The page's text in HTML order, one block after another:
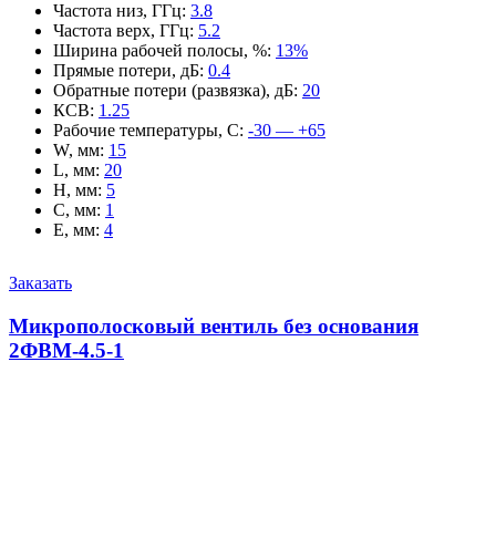
Частота низ, ГГц: 3.8
Частота верх, ГГц: 5.2
Ширина рабочей полосы, %: 13%
Прямые потери, дБ: 0.4
Обратные потери (развязка), дБ: 20
КСВ: 1.25
Рабочие температуры, С: -30 — +65
W, мм: 15
L, мм: 20
H, мм: 5
C, мм: 1
E, мм: 4
Заказать
Микрополосковый вентиль без основания
2ФВМ-4.5-1